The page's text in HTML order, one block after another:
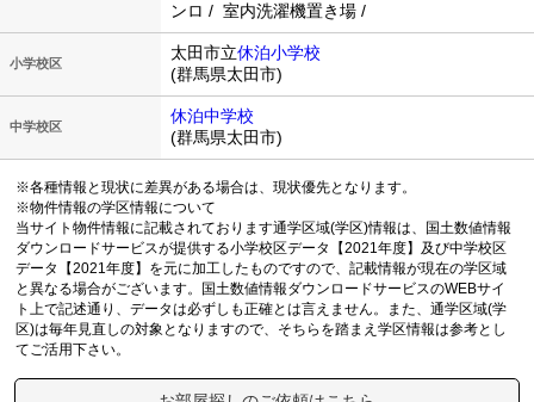
ンロ / 室内洗濯機置き場 /
小学校区
太田市立休泊小学校
(群馬県太田市)
中学校区
休泊中学校
(群馬県太田市)
※各種情報と現状に差異がある場合は、現状優先となります。
※物件情報の学区情報について
当サイト物件情報に記載されております通学区域(学区)情報は、国土数値情報
ダウンロードサービスが提供する小学校区データ【2021年度】及び中学校区
データ【2021年度】を元に加工したものですので、記載情報が現在の学区域
と異なる場合がございます。国土数値情報ダウンロードサービスのWEBサイ
ト上で記述通り、データは必ずしも正確とは言えません。また、通学区域(学
区)は毎年見直しの対象となりますので、そちらを踏まえ学区情報は参考とし
てご活用下さい。